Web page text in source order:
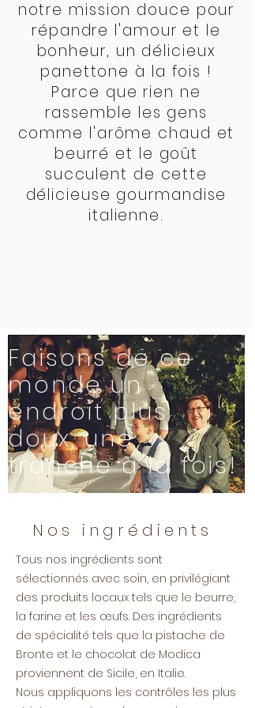
notre mission douce pour
répandre l'amour et le
bonheur, un délicieux
panettone à la fois !
Parce que rien ne
rassemble les gens
comme l'arôme chaud et
beurré et le goût
succulent de cette
délicieuse gourmandise
italienne.
Faisons de ce
monde un
endroit plus
doux, une
tranche à la fois!
Nos ingrédients
Tous nos ingrédients sont
sélectionnés avec soin, en privilégiant
des produits locaux tels que le beurre,
la farine et les œufs. Des ingrédients
de spécialité tels que la pistache de
Bronte et le chocolat de Modica
proviennent de Sicile, en Italie.
Nous appliquons les contrôles les plus